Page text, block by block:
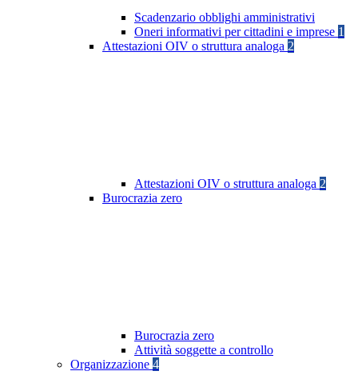
Scadenzario obblighi amministrativi
Oneri informativi per cittadini e imprese 1
Attestazioni OIV o struttura analoga 2
Attestazioni OIV o struttura analoga 2
Burocrazia zero
Burocrazia zero
Attività soggette a controllo
Organizzazione 4